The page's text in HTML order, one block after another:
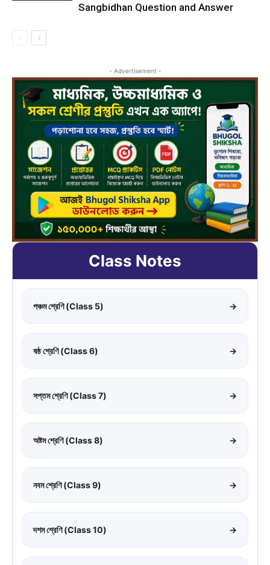
Sangbidhan Question and Answer
- Advertisement -
Class Notes
পঞ্চম শ্রেণি (Class 5) →
ষষ্ঠ শ্রেণি (Class 6) →
সপ্তম শ্রেণি (Class 7) →
অষ্টম শ্রেণি (Class 8) →
নবম শ্রেণি (Class 9) →
দশম শ্রেণি (Class 10) →